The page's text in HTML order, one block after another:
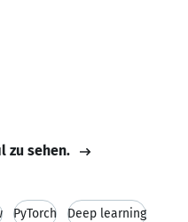
zu sehen.
PyTorch Deep learning